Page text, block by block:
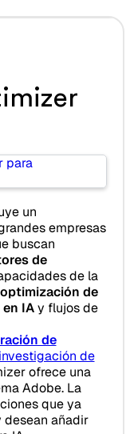
un
empresas
buscan
de
de la
optimización de
IAy flujos de
de
investigación de
ofrece una
Adobe. La
que ya
añadir